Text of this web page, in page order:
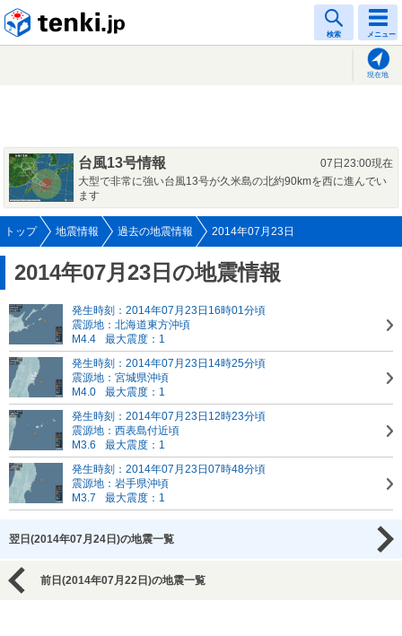
検索 メニュー
現在地
台風13号情報
07日23:00現在
大型で非常に強い台風13号が久米島の北約90kmを西に進んでい
ます
トップ 地震情報 過去の地震情報 2014年07月23日
2014年07月23日の地震情報
発生時刻：2014年07月23日16時01分頃
震源地：北海道東方沖頃
M4.4
最大震度：1
発生時刻：2014年07月23日14時25分頃
震源地：宮城県沖頃
M4.0
最大震度：1
発生時刻：2014年07月23日12時23分頃
震源地：西表島付近頃
M3.6
最大震度：1
発生時刻：2014年07月23日07時48分頃
震源地：岩手県沖頃
M3.7
最大震度：1
翌日(2014年07月24日)の地震一覧
前日(2014年07月22日)の地震一覧